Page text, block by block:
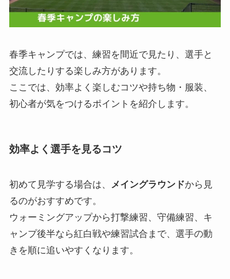
春季キャンプでは、練習を間近で見たり、選手と
交流したりする楽しみ方があります。
ここでは、効率よく楽しむコツや持ち物・服装、
初心者が気をつけるポイントを紹介します。
効率よく選手を見るコツ
初めて見学する場合は、 メイングラウンドから見
るのがおすすめです。
ウォーミングアップから打撃練習、守備練習、キ
ャンプ後半なら紅白戦や練習試合まで、選手の動
きを順に追いやすくなります。